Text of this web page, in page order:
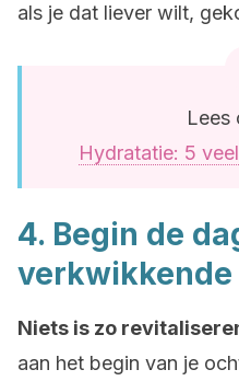
als je dat liever wilt,
Lees
Hydratatie: 5
4. Begin de
verkwikkende
Niets is zo
aan het begin van je